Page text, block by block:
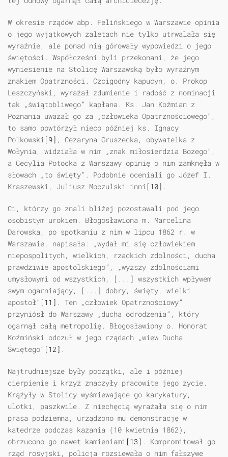
W okresie rządów abp. Felińskiego w Warszawie opinia
o jego wyjątkowych zaletach nie tylko utrwalała się
wyraźnie, ale ponad nią górowały wypowiedzi o jego
świętości. Współcześni byli przekonani, że jego
wyniesienie na Stolicę Warszawską było wyraźnym
znakiem Opatrzności. Czcigodny kapucyn, o. Prokop
Leszczyński, wyrażał zdumienie i radość z nominacji
tak „świątobliwego” kapłana. Ks. Jan Koźmian z
Poznania uważał go za „człowieka Opatrznościowego”,
to samo powtórzył nieco później ks. Ignacy
Polkowski[9] , Cezaryna Gruszecka, obywatelka z
Wołynia, widziała w nim „znak miłosierdzia Bożego”,
a Cecylia Potocka z Warszawy opinię o nim zamknęła w
słowach „to święty”. Podobnie oceniali go Józef I.
Kraszewski, Juliusz Moczulski inni[10] .
Ci, którzy go znali bliżej pozostawali pod jego
osobistym urokiem. Błogosławiona m. Marcelina
Darowska, po spotkaniu z nim w lipcu 1862 r. w
Warszawie, napisała: „wydał mi się człowiekiem
niepospolitych, wielkich, rzadkich zdolności, ducha
prawdziwie apostolskiego”, „wyższy zdolnościami
umysłowymi od wszystkich, [...] wszystkich wpływem
swym ogarniający, [...] dobry, święty, wielki
apostoł” [11] . Ten „człowiek Opatrznościowy”
przyniósł do Warszawy „ducha odrodzenia”, który
ogarnął całą metropolię. Błogosławiony o. Honorat
Koźmiński odczuł w jego rządach „wiew Ducha
Świętego” [12] .
Najtrudniejsze były początki, ale i później
cierpienie i krzyż znaczyły pracowite jego życie.
Krążyły w Stolicy wyśmiewające go karykatury,
ulotki, paszkwile. Z niechęcią wyrażała się o nim
prasa podziemna, urządzono mu demonstrację w
katedrze podczas kazania (10 kwietnia 1862),
obrzucono go nawet kamieniami[13] . Kompromitował go
rząd rosyjski, policja rozsiewała o nim fałszywe